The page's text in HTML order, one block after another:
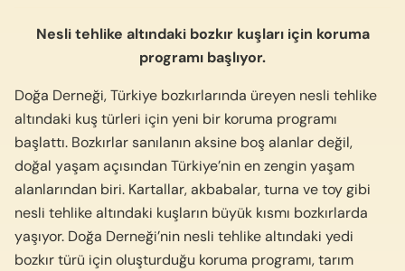
Nesli tehlike altındaki bozkır kuşları için koruma
programı başlıyor.
Doğa Derneği, Türkiye bozkırlarında üreyen nesli tehlike
altındaki kuş türleri için yeni bir koruma programı
başlattı. Bozkırlar sanılanın aksine boş alanlar değil,
doğal yaşam açısından Türkiye’nin en zengin yaşam
alanlarından biri. Kartallar, akbabalar, turna ve toy gibi
nesli tehlike altındaki kuşların büyük kısmı bozkırlarda
yaşıyor. Doğa Derneği’nin nesli tehlike altındaki yedi
bozkır türü için oluşturduğu koruma programı, tarım